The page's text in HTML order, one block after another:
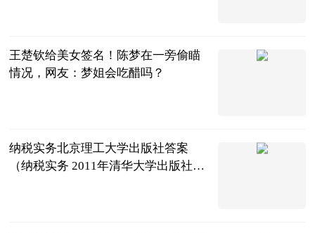
王楚钦给美女签名！陈梦在一旁偷瞄
情况，网友：梦姐会吃醋吗？
纳税实务北京理工大学出版社答案
（纳税实务 2011年清华大学出版社出